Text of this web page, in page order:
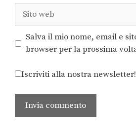
Salva il mio nome, email e
browser per la prossima
Iscriviti alla nostra newsletter!